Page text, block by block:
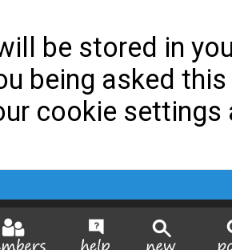
be stored in
being asked
cookie